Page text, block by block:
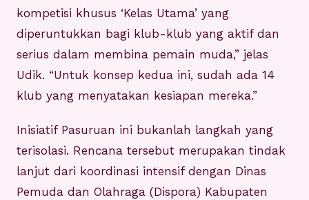
kompetisi khusus ‘Kelas Utama’ yang
diperuntukkan bagi klub-klub yang aktif dan
serius dalam membina pemain muda,” jelas
Udik. “Untuk konsep kedua ini, sudah ada 14
klub yang menyatakan kesiapan mereka.”
Inisiatif Pasuruan ini bukanlah langkah yang
terisolasi. Rencana tersebut merupakan tindak
lanjut dari koordinasi intensif dengan Dinas
Pemuda dan Olahraga (Dispora) Kabupaten